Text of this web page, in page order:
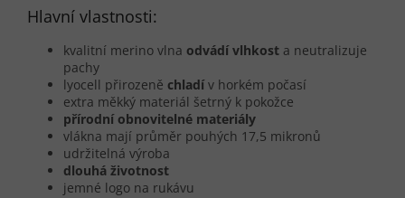
Hlavní vlastnosti:
kvalitní merino vlna odvádí vlhkost a neutralizuje
pachy
lyocell přirozeně chladív horkém počasí
extra měkký materiál šetrný k pokožce
přírodní obnovitelné materiály
vlákna mají průměr pouhých 17,5 mikronů
udržitelná výroba
dlouhá životnost
jemné logo na rukávu